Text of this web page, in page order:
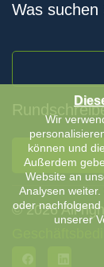
Was suchen
© 2026 All
Wir
können und
Außerdem
Website an
Analysen
oder
unserer